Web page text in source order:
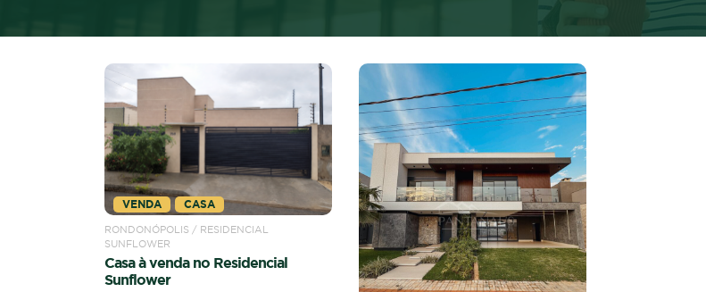
VENDA CASA
RONDONÓPOLIS / RESIDENCIAL
SUNFLOWER
Casa à venda no Residencial
Sunflower